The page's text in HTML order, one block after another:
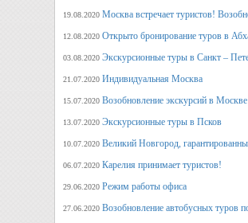
19.08.2020 Москва встречает туристов!
12.08.2020 Открыто бронирование туров в
03.08.2020 Экскурсионные туры в Санкт –
21.07.2020 Индивидуальная Москва
15.07.2020 Возобновление экскурсий в
13.07.2020 Экскурсионные туры в Псков
10.07.2020 Великий Новгород,
06.07.2020 Карелия принимает туристов!
29.06.2020 Режим работы офиса
27.06.2020 Возобновление автобусных туров